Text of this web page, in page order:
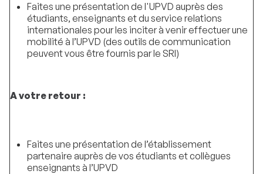
Faites une présentation de l'UPVD auprès des
étudiants, enseignants et du service relations
internationales pour les inciter à venir effectuer une
mobilité à l’UPVD (des outils de communication
peuvent vous être fournis par le SRI)
A votre retour :
Faites une présentation de l’établissement
partenaire auprès de vos étudiants et collègues
enseignants à l’UPVD